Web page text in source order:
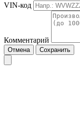
VIN-код
Комментарий
Отмена Сохранить